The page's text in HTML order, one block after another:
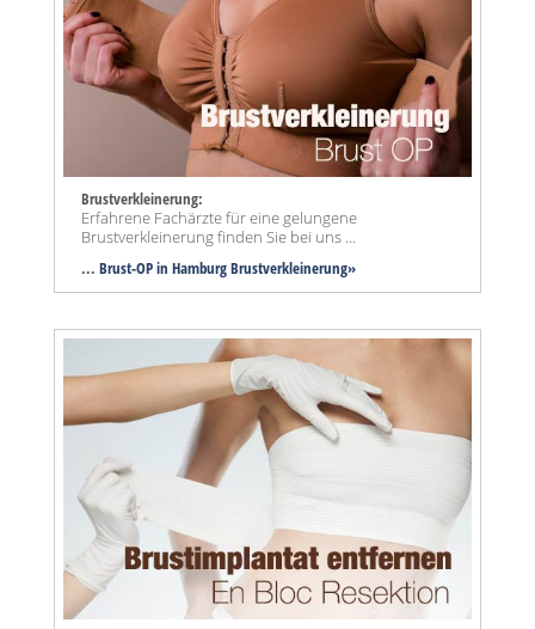
Brustverkleinerung:
Erfahrene Fachärzte für eine gelungene
Brustverkleinerung finden Sie bei uns ...
... Brust-OP in Hamburg Brustverkleinerung»